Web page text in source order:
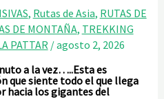
, Rutas de Asia, RUTAS DE
DE MONTAÑA, TREKKING
PATTAR /agosto 2, 2026
a la vez…..Esta es
que siente todo el que llega
hacia los gigantes del